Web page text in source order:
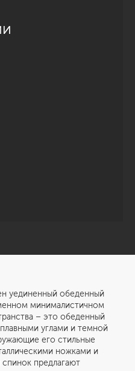
уединенный обеденный
минималистичном
– это обеденный
углами и темной
его стильные
ножками и
предлагают